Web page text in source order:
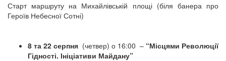
Старт маршруту на Михайлівській площі (біля банера про
Героїв Небесної Сотні)
8 та 22 серпня (четвер) о 16:00 – “Місцями Революції
Гідності. Ініціативи Майдану”